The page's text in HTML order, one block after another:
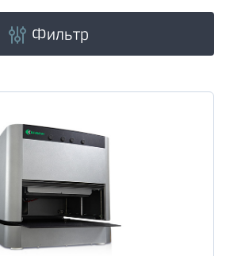
Фильтр